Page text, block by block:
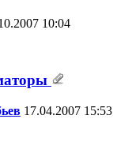
10:04
17.04.2007 15:53